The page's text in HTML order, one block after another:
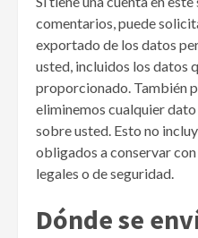
comentarios, puede
exportado de los datos
usted, incluidos los datos
proporcionado. También
eliminemos cualquier
sobre usted. Esto no
obligados a conservar
legales o de seguridad.
Dónde se